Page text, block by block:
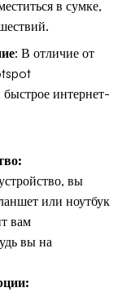
в сумке,
: В отличие от
быстрое интернет-
вы
или ноутбук
вам
вы на